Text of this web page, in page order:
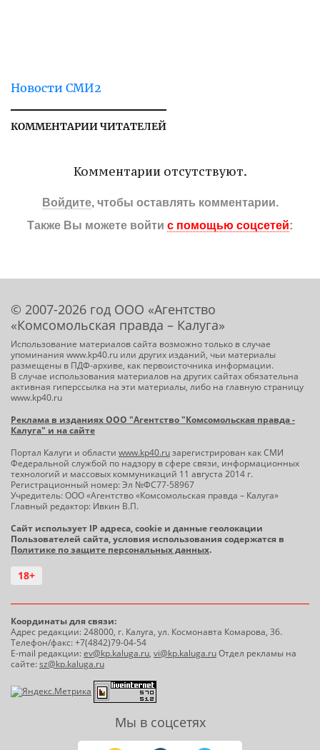
Новости СМИ2
КОММЕНТАРИИ ЧИТАТЕЛЕЙ
Комментарии отсутствуют.
Войдите, чтобы оставлять комментарии.
Также Вы можете войти с помощью соцсетей:
© 2007-2026 год ООО «Агентство
«Комсомольская правда – Калуга»
Использование материалов сайта возможно только в случае
упоминания www.kp40.ru или других изданий, чьи материалы
размещены в ПДФ-архиве, как первоисточника информации.
В случае использования материалов на других сайтах обязательна
активная гиперссылка на эти материалы, либо на главную страницу
www.kp40.ru
Реклама в изданиях ООО "Агентство "Комсомольская правда -
Калуга" и на сайте
Портал Калуги и области www.kp40.ruзарегистрирован как СМИ
Федеральной службой по надзору в сфере связи, информационных
технологий и массовых коммуникаций 11 августа 2014 г.
Регистрационный номер: Эл №ФС77-58967
Учредитель: ООО «Агентство «Комсомольская правда – Калуга»
Главный редактор: Ивкин В.П.
Сайт использует IP адреса, cookie и данные геолокации
Пользователей сайта, условия использования содержатся в
Политике по защите персональных данных.
18+
Координаты для связи:
Адрес редакции: 248000, г. Калуга, ул. Космонавта Комарова, 36.
Телефон/факс: +7(4842)79-04-54
E-mail редакции:ev@kp.kaluga.ru, vi@kp.kaluga.ruОтдел рекламы на
сайте:sz@kp.kaluga.ru
Мы в соцсетях